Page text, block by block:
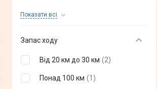
Показати всi
Від 115 см
Запас ходу
Від 20 км до 30 км (2)
Понад 100 км (1 )